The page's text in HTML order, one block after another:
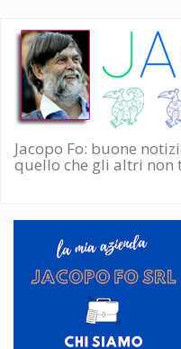
Salta
contenuto
principale
Jacopo Fo: buone
quello che gli altri non